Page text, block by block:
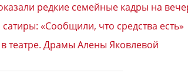
редкие семейные кадры на
«Сообщили, что средства есть»
театре. Драмы Алены Яковлевой